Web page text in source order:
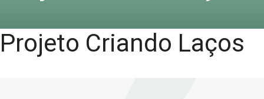
Projeto Criando Laços